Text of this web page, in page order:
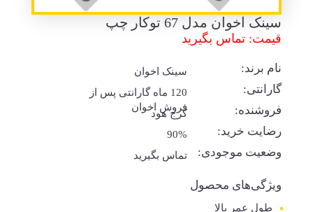
سینک اخوان مدل 67 توکار چپ
قیمت: تماس بگیرید
نام برند: سینک اخوان
گارانتی:
120 ماه گارانتی پس از
فروش اخوان
فروشنده: کرج هود
رضایت خرید: 90%
وضعیت موجودی: تماس بگیرید
ویژگی‌های محصول
طول عمر بالا